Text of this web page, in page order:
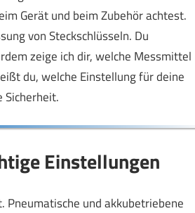
Gerät und beim Zubehör achtest.
von Steckschlüsseln. Du
zeige ich dir, welche Messmittel
du, welche Einstellung für deine
Sicherheit.
Einstellungen
Pneumatische und akkubetriebene